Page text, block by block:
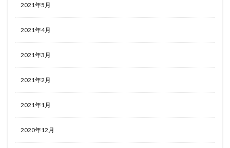
2021年5月
2021年4月
2021年3月
2021年2月
2021年1月
2020年12月